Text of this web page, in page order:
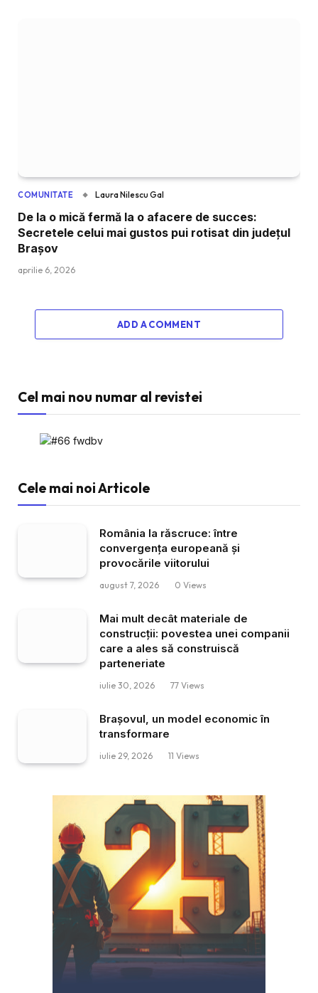
COMUNITATE Laura Nilescu Gal
De la o mică fermă la o afacere de succes:
Secretele celui mai gustos pui rotisat din județul
Brașov
aprilie 6, 2026
ADD A COMMENT
Cel mai nou numar al revistei
Cele mai noi Articole
România la răscruce: între
convergența europeană și
provocările viitorului
august 7, 2026 0 Views
Mai mult decât materiale de
construcții: povestea unei companii
care a ales să construiscă
parteneriate
iulie 30, 2026 77 Views
Brașovul, un model economic în
transformare
iulie 29, 2026 11 Views